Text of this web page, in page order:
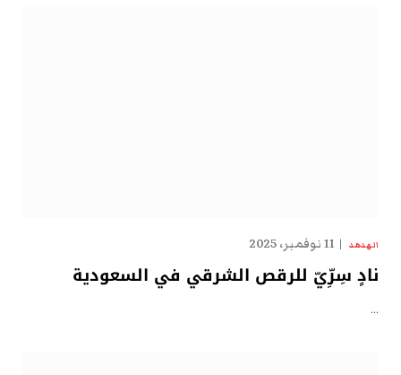
الهدهد 11 نوفمبر، 2025
نادٍ سِرِّيّ للرقص الشرقي في السعودية
…